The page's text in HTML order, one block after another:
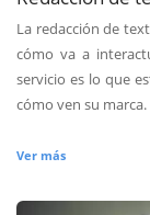
La redacción de
cómo va a
servicio es lo que
cómo ven su marca.
Ver más